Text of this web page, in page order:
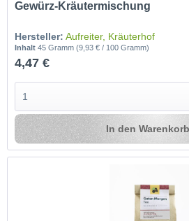
Gewürz-Kräutermischung
Hersteller: Aufreiter, Kräuterhof
Inhalt45 Gramm(9,93 € / 100 Gramm)
4,47 €
In den Warenkorb